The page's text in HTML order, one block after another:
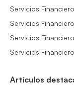
Servicios
Servicios
Servicios
Servicios
Artículos